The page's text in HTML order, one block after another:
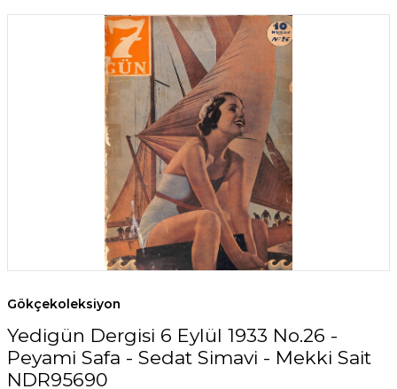
Gökçekoleksiyon
Yedigün Dergisi 6 Eylül 1933 No.26 -
Peyami Safa - Sedat Simavi - Mekki Sait
NDR95690